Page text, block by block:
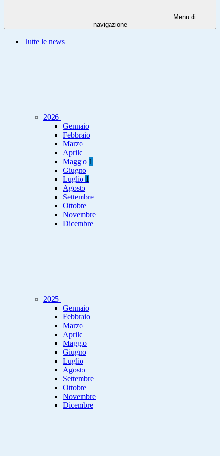
Menu di
navigazione
Tutte le news
2026
Gennaio
Febbraio
Marzo
Aprile
Maggio 1
Giugno
Luglio 1
Agosto
Settembre
Ottobre
Novembre
Dicembre
2025
Gennaio
Febbraio
Marzo
Aprile
Maggio
Giugno
Luglio
Agosto
Settembre
Ottobre
Novembre
Dicembre